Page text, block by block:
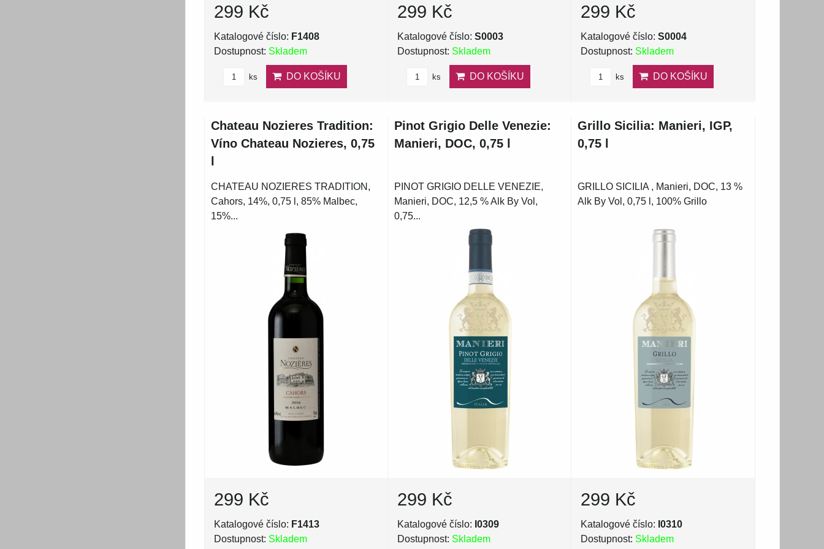
299 Kč
Katalogové číslo: F1408
Dostupnost: Skladem
ks DO KOŠÍKU
299 Kč
Katalogové číslo: S0003
Dostupnost: Skladem
ks DO KOŠÍKU
299 Kč
Katalogové číslo:S0004
Dostupnost: Skladem
ks DO KOŠÍKU
Chateau Nozieres Tradition:
Víno Chateau Nozieres, 0,75
CHATEAU NOZIERES TRADITION,
Cahors, 14%, 0,75 l, 85% Malbec,
15%...
299 Kč
Katalogové číslo: F1413
Dostupnost: Skladem
Pinot Grigio Delle Venezie:
Manieri, DOC, 0,75 l
PINOT GRIGIO DELLE VENEZIE,
Manieri, DOC, 12,5 % Alk By Vol,
0,75...
299 Kč
Katalogové číslo: I0309
Dostupnost: Skladem
Grillo Sicilia: Manieri, IGP,
0,75 l
GRILLO SICILIA , Manieri, DOC, 13 %
Alk By Vol, 0,75 l, 100% Grillo
299 Kč
Katalogové číslo: I0310
Dostupnost: Skladem